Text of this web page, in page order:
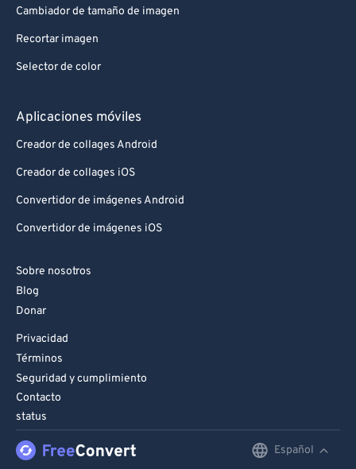
Cambiador de tamaño de imagen
Recortar imagen
Selector de color
Aplicaciones móviles
Creador de collages Android
Creador de collages iOS
Convertidor de imágenes Android
Convertidor de imágenes iOS
Sobre nosotros
Blog
Donar
Privacidad
Términos
Seguridad y cumplimiento
Contacto
status
Español